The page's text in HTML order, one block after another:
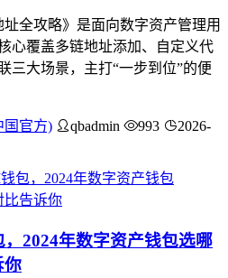
址全攻略》是面向数字资产管理用
心覆盖多链地址添加、自定义代
三大场景，主打“一步到位”的便
国官方) qbadmin 993
2026-
2024年数字资产钱包选哪
你